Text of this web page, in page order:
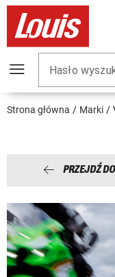
Hasło
Strona główna Marki
PRZEJDŹ